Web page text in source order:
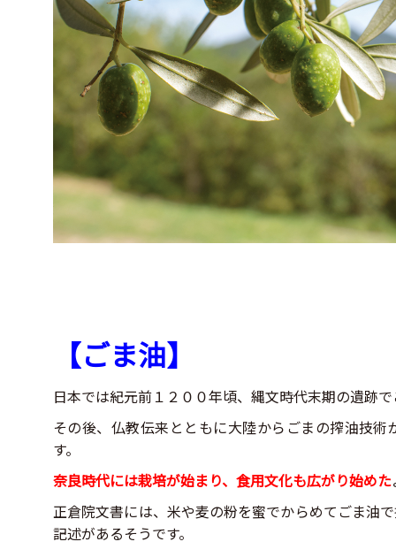
【ごま油】
日本では紀元前１２００年頃、縄文時代末期の遺跡
その後、仏教伝来とともに大陸からごまの搾油技
す。
奈良時代には栽培が始まり、食用文化も広がり始めた
正倉院文書には、米や麦の粉を蜜でからめてごま油
記述があるそうです。